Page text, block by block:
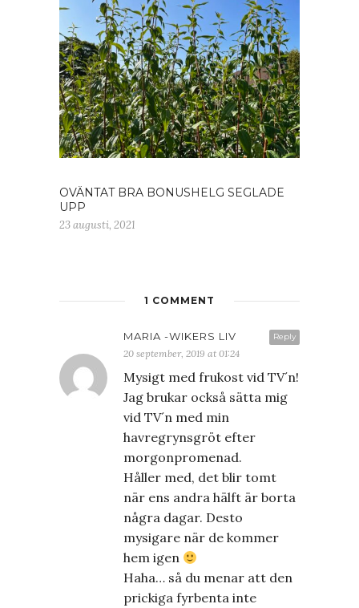
OVÄNTAT BRA BONUSHELG SEGLADE
UPP
23 augusti, 2021
1 COMMENT
Reply
MARIA -WIKERS LIV
20 september, 2019 at 01:24
Mysigt med frukost vid TV´n!
Jag brukar också sätta mig
vid TV´n med min
havregrynsgröt efter
morgonpromenad.
Håller med, det blir tomt
när ens andra hälft är borta
några dagar. Desto
mysigare när de kommer
hem igen
Haha… så du menar att den
prickiga fyrbenta inte